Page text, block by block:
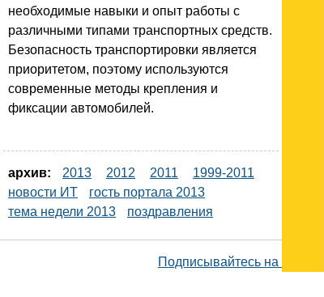
необходимые навыки и опыт работы с
различными типами транспортных средств.
Безопасность транспортировки является
приоритетом, поэтому используются
современные методы крепления и
фиксации автомобилей.
архив: 2013 2012 2011
1999-2011
новости ИТ
гость портала 2013
тема недели 2013
поздравления
Подписывайтесь на наш